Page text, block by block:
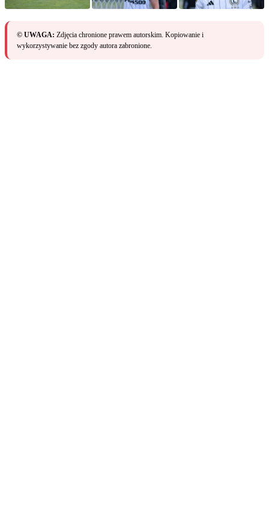
© UWAGA: Zdjęcia chronione prawem autorskim. Kopiowanie i
wykorzystywanie bez zgody autora zabronione.